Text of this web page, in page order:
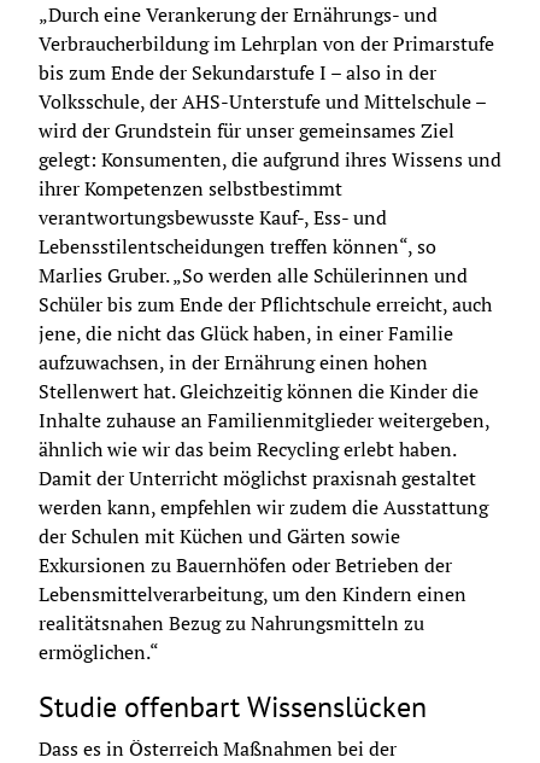
„Durch eine Verankerung der Ernährungs- und
Verbraucherbildung im Lehrplan von der Primarstufe
bis zum Ende der Sekundarstufe I – also in der
Volksschule, der AHS-Unterstufe und Mittelschule –
wird der Grundstein für unser gemeinsames Ziel
gelegt: Konsumenten, die aufgrund ihres Wissens und
ihrer Kompetenzen selbstbestimmt
verantwortungsbewusste Kauf-, Ess- und
Lebensstilentscheidungen treffen können“, so
Marlies Gruber. „So werden alle Schülerinnen und
Schüler bis zum Ende der Pflichtschule erreicht, auch
jene, die nicht das Glück haben, in einer Familie
aufzuwachsen, in der Ernährung einen hohen
Stellenwert hat. Gleichzeitig können die Kinder die
Inhalte zuhause an Familienmitglieder weitergeben,
ähnlich wie wir das beim Recycling erlebt haben.
Damit der Unterricht möglichst praxisnah gestaltet
werden kann, empfehlen wir zudem die Ausstattung
der Schulen mit Küchen und Gärten sowie
Exkursionen zu Bauernhöfen oder Betrieben der
Lebensmittelverarbeitung, um den Kindern einen
realitätsnahen Bezug zu Nahrungsmitteln zu
ermöglichen.“
Studie offenbart Wissenslücken
Dass es in Österreich Maßnahmen bei der